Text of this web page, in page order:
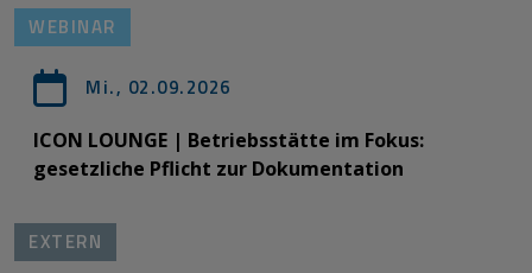
WEBINAR
Mi., 02.09.2026
ICON LOUNGE | Betriebsstätte im Fokus:
gesetzliche Pflicht zur Dokumentation
EXTERN